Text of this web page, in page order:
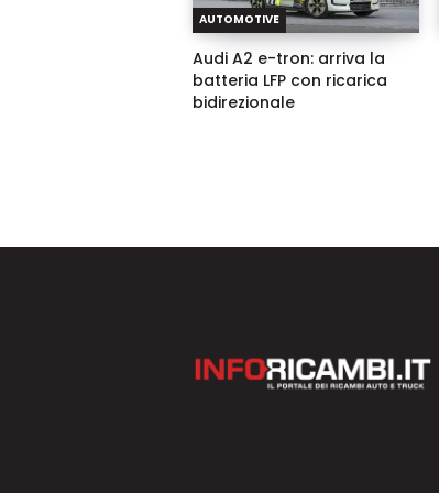
AUTOMOTIVE
Audi A2 e-tron: arriva la
batteria LFP con ricarica
bidirezionale